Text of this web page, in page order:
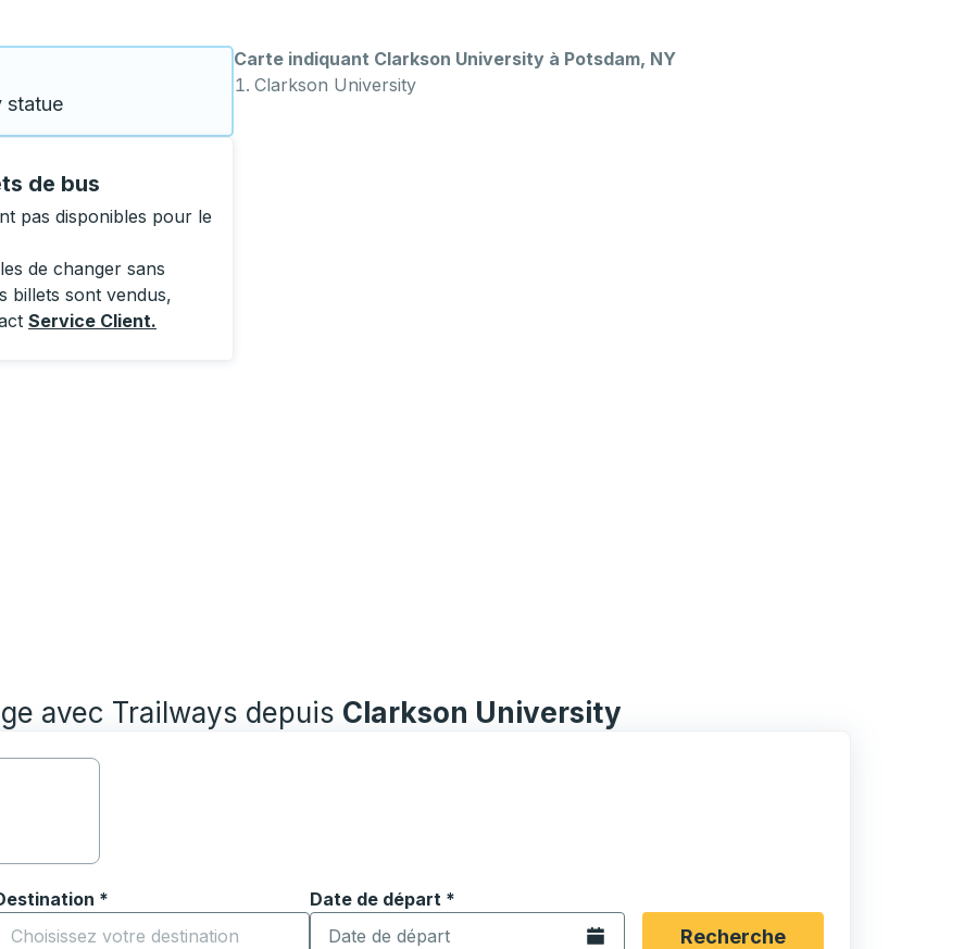
statue
de bus
pas disponibles pour le
de changer sans
billets sont vendus,
Service Client.
Carte indiquant Clarkson University à Potsdam, NY
Clarkson University
avec Trailways depuis Clarkson University
les options de localisation, puis utilisez les touches fléchées pour accéder à la ville d'origine souhaitée, puis
*
à saisir la ville de destination pour ouvrir les options de localisation, puis utilisez les touches fléchées
Date de départ *
Tapez la date au format date Barre oblique du mois à 2 chiffres Barre
Ouvrez le calendrier.Recherche